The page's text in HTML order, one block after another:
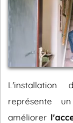
L'installation
représente
améliorer